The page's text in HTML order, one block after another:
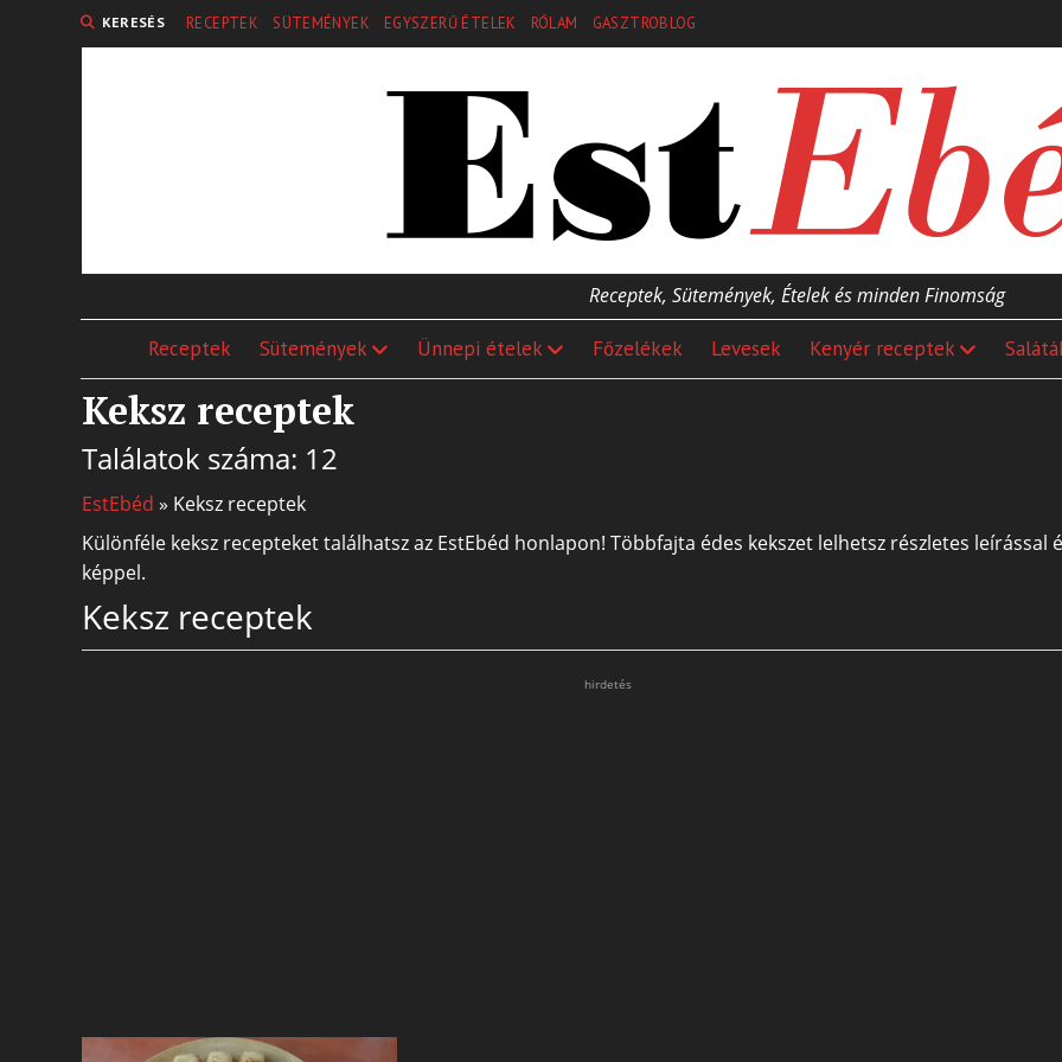
KERESÉS RECEPTEK SÜTEMÉNYEK EGYSZERŰ ÉTELEK RÓLAM GASZTROBLOG
Receptek, Sütemények, Ételek és minden Finomság
Receptek Sütemények Ünnepi ételek Főzelékek Levesek Kenyér receptek
Keksz receptek
Találatok száma: 12
EstEbéd » Keksz receptek
Különféle keksz recepteket találhatsz az EstEbéd honlapon! Többfajta édes kekszet lelhetsz részletes leírással
képpel.
Keksz receptek
hirdetés